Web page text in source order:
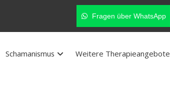
Fragen über WhatsApp
Schamanismus Weitere Therapieangebote